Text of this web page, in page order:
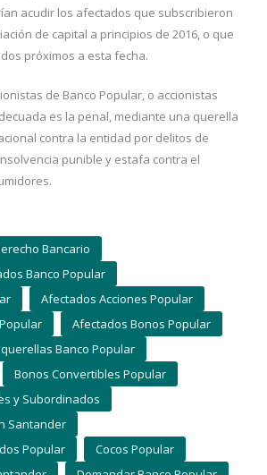
acudir los afectados que subscribieron
de capital a principios de 2016, o que
próximos a esta fecha.
de Banco Popular, o accionistas
es la penal, mediante una querella
contra la entidad por delitos de
punible y estafa contra el
Bancario
Banco Popular
Afectados Acciones Popular
Afectados Bonos Popular
Banco Popular
Bonos Convertibles Popular
y Subordinados
Santander
Popular
Cocos Popular